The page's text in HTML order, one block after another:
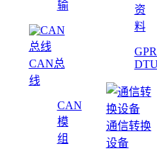
输
CAN总
线
CAN
模
组
资
料
通信转换
设备